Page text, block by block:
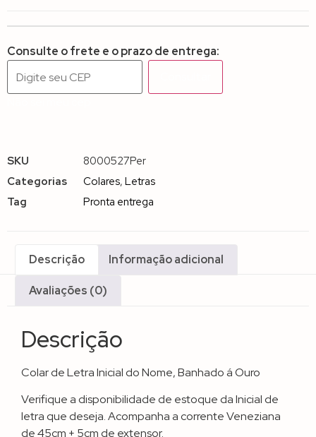
Consulte o frete e o prazo de entrega:
SKU
8000527Per
Categorias
Colares, Letras
Tag
Pronta entrega
Descrição Informação adicional
Avaliações (0)
Descrição
Colar de Letra Inicial do Nome, Banhado á Ouro
Verifique a disponibilidade de estoque da Inicial de
letra que deseja. Acompanha a corrente Veneziana
de 45cm + 5cm de extensor.